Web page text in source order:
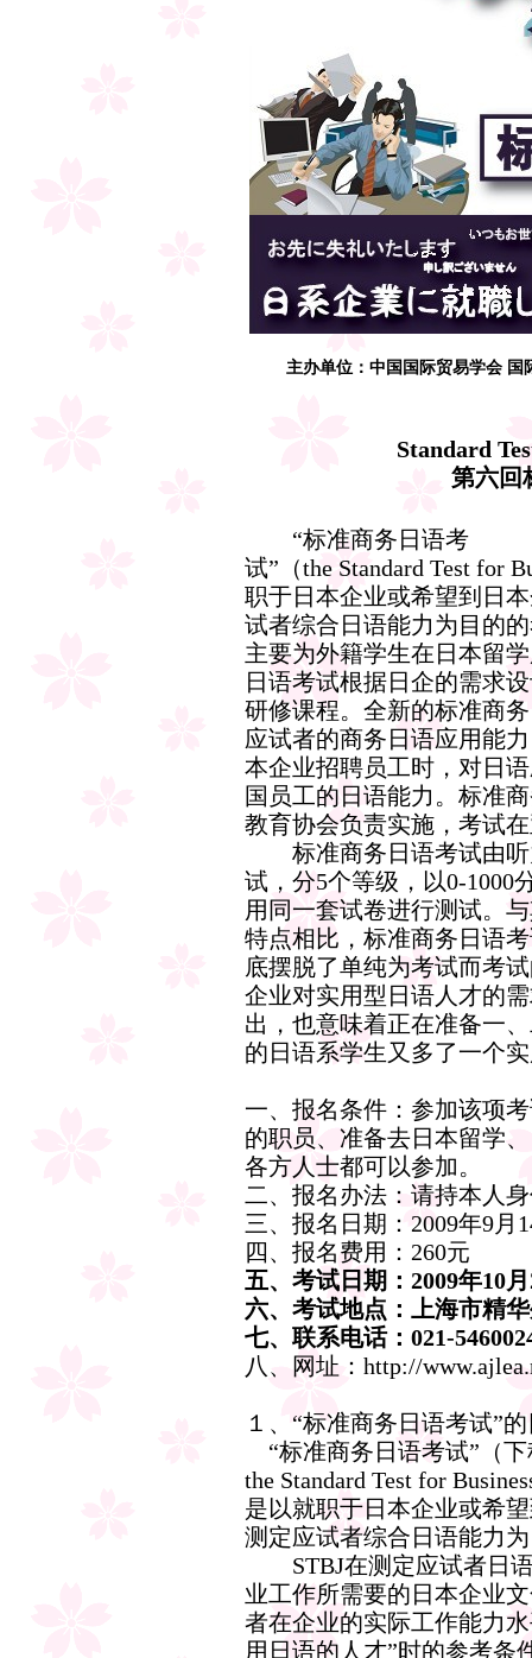
主办单位：中国国际贸易学会 国
Standard
第六回
“标准商务日语考
试”（the Standard Test for
职于日本企业或希望到日
试者综合日语能力为目的
主要为外籍学生在日本留
日语考试根据日企的需求
研修课程。全新的标准商
应试者的商务日语应用能
本企业招聘员工时，对日
国员工的日语能力。标准
教育协会负责实施，考试
标准商务日语考试由听
试，分5个等级，以0-1000
用同一套试卷进行测试。
特点相比，标准商务日语
底摆脱了单纯为考试而考
企业对实用型日语人才的
出，也意味着正在准备一
的日语系学生又多了一个
一、报名条件：参加该项
的职员、准备去日本留
各方人士都可以参加。
二、报名办法：请持本人
三、报名日期：2009年9月
四、报名费用：260元
五、考试日期：2009年10
六、考试地点：上海市精
七、联系电话：021-
八、网址：http://
１、“标准商务日语考试”
“标准商务日语考试”（下
the Standard Test for
是以就职于日本企业或希
测定应试者综合日语能力
STBJ在测定应试者日语
业工作所需要的日本企业
者在企业的实际工作能力
用日语的人才”时的参考条